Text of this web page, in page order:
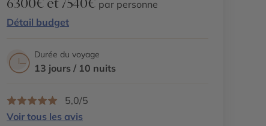
6300€ et 7540€ par personne
Détail budget
Durée du voyage
13 jours / 10 nuits
5,0/5
Voir tous les avis